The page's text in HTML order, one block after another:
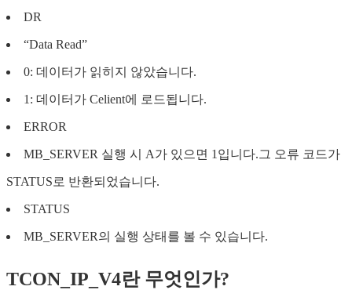
DR
“Data Read”
0: 데이터가 읽히지 않았습니다.
1: 데이터가 Celient에 로드됩니다.
ERROR
MB_SERVER 실행 시 A가 있으면 1입니다.그 오류 코드가
STATUS로 반환되었습니다.
STATUS
MB_SERVER의 실행 상태를 볼 수 있습니다.
TCON_IP_V4란 무엇인가?